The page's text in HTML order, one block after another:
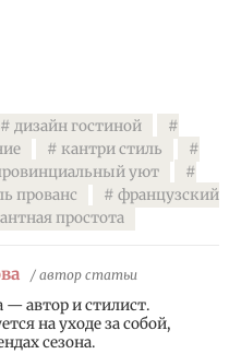
дизайн гостиной
кантри стиль
уют
прованс
французский
простота
/ автор статьи
— автор и стилист.
на уходе за собой,
сезона.